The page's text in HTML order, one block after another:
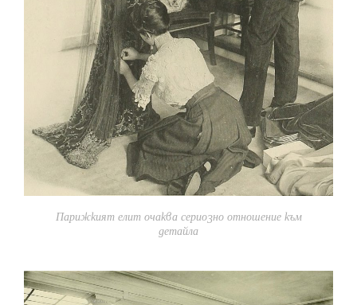
Парижкият елит очаква сериозно отношение към
детайла